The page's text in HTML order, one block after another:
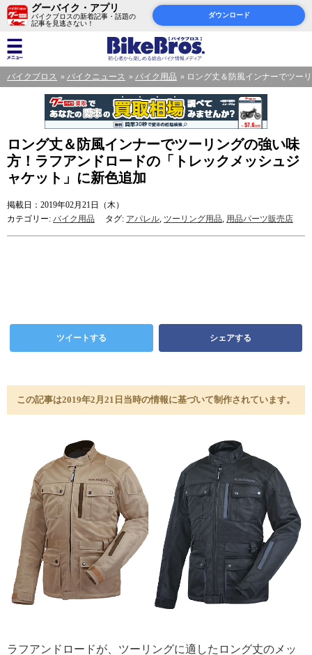
グーバイク・アプリ
バイクブロスの新着記事・話題の
記事を見逃さない！
ダウンロード
バイクブロス バイクニュース バイク用品 ロング丈＆防風インナーでツー
ロング丈＆防風インナーでツーリングの強い味
方！ラフアンドロードの「トレックメッシュジ
ャケット」に新色追加
掲載日：2019年02月21日（木）
カテゴリー: バイク用品 タグ: アパレル, ツーリング用品, 用品パーツ販売店
ツイートする シェアする
この記事は2019年2月21日当時の情報に基づいて制作されています。
ラフアンドロードが、ツーリングに適したロング丈のメッ